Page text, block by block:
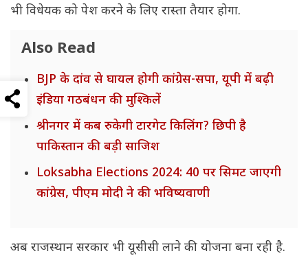
भी विधेयक को पेश करने के लिए रास्ता तैयार होगा.
Also Read
BJP के दांव से घायल होगी कांग्रेस-सपा, यूपी में बढ़ी
इंडिया गठबंधन की मुश्किलें
श्रीनगर में कब रुकेगी टारगेट किलिंग? छिपी है
पाकिस्तान की बड़ी साजिश
Loksabha Elections 2024: 40 पर सिमट जाएगी
कांग्रेस, पीएम मोदी ने की भविष्यवाणी
अब राजस्थान सरकार भी यूसीसी लाने की योजना बना रही है.